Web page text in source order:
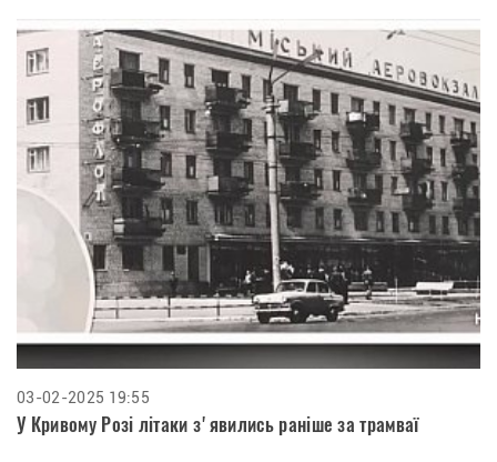
03-02-2025 19:55
У Кривому Розі літаки зʼявились раніше за трамваї